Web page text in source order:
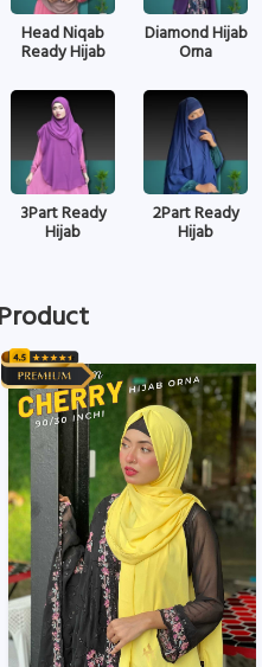
Head Niqab
Ready Hijab
Diamond Hijab
Orna
3Part Ready
Hijab
2Part Ready
Hijab